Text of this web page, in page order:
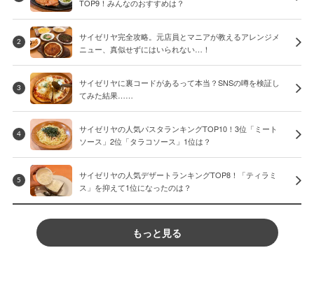
TOP9！みんなのおすすめは？
2
サイゼリヤ完全攻略。元店員とマニアが教えるアレンジメ
ニュー、真似せずにはいられない…！
3
サイゼリヤに裏コードがあるって本当？SNSの噂を検証し
てみた結果……
4
サイゼリヤの人気パスタランキングTOP10！3位「ミート
ソース」2位「タラコソース」1位は？
5
サイゼリヤの人気デザートランキングTOP8！「ティラミ
ス」を抑えて1位になったのは？
もっと見る